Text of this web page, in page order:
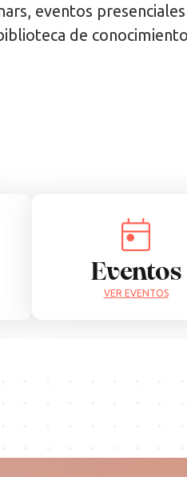
eventos
de
Eventos
VER EVENTOS